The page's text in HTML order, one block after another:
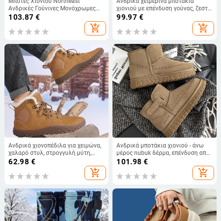
Ανδρικές Γούνινες Μονόχρωμες
Χειμερινές Μπότες από Πυκνό
Μαλλί Βαμβάκι Ανθεκτικές στο
Κρύο Δερμάτινες Casual
Αντιολισθητικές Μπότες
Αστραγάλου
103.87 €
add_shopping_cart
χιονιού με επένδυση γούνας, ζεστά,
αδιάβροχα και αντιολισθητικές
99.97 €
add_shopping_cart
Ανδρικά χιονοπέδιλα για χειμώνα,
χαλαρό στυλ, στρογγυλή μύτη,
επένδυση από τεχνητή κοντή
62.98 €
add_shopping_cart
Ανδρικά μποτάκια χιονιού - άνω
μέρος nubuk δέρμα, επένδυση από
συνθετικό γούν, αντιολισθητική
σόλα καουτσούκ, στρογγυλή μύτη,
τετράγωνη φτέρνα
101.98 €
add_shopping_cart